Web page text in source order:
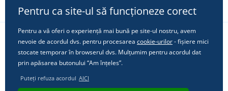
Urmărește-ne pe rețelele sociale
Pentru ca site-ul să funcționeze corect
Pentru a vă oferi o experiență mai bună pe site-ul nostru, avem
nevoie de acordul dvs. pentru procesarea cookie-urilor- fișiere mici
stocate temporar în browserul dvs. Mulțumim pentru acordul dat
prin apăsarea butonului “Am înțeles”.
Puteți refuza acordul AICI